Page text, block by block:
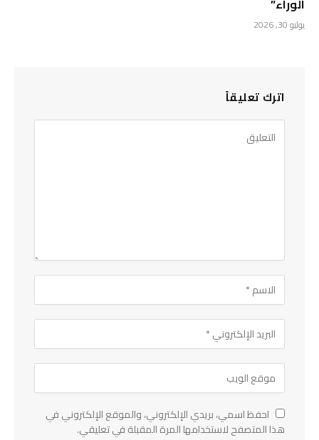
الوراء”
يوليو 30, 2026
اترك تعليقاً
احفظ اسمي، بريدي الإلكتروني، والموقع الإلكتروني في
هذا المتصفح لاستخدامها المرة المقبلة في تعليقي.